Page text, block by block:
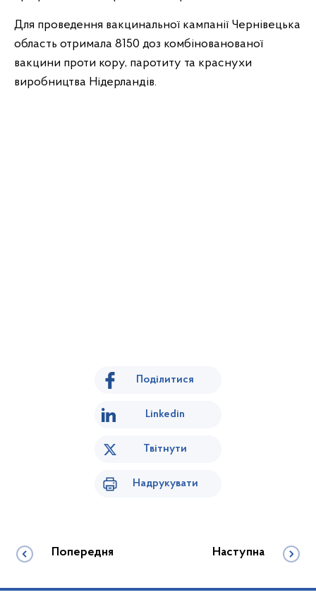
Для проведення вакцинальної кампанії Чернівецька
область отримала 8150 доз комбінованованої
вакцини проти кору, паротиту та краснухи
виробництва Нідерландів.
Поділитися
Linkedin
Твітнути
Надрукувати
Попередня Наступна